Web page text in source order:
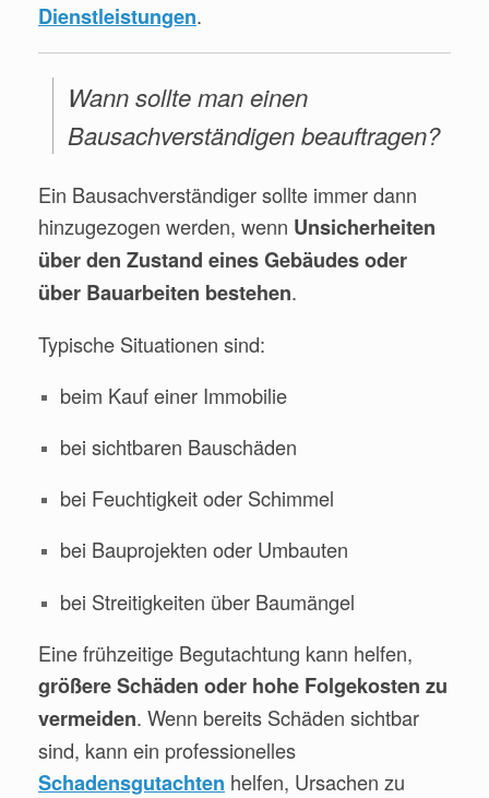
Dienstleistungen.
Wann sollte man einen
Bausachverständigen beauftragen?
Ein Bausachverständiger sollte immer dann
hinzugezogen werden, wenn Unsicherheiten
über den Zustand eines Gebäudes oder
über Bauarbeiten bestehen.
Typische Situationen sind:
beim Kauf einer Immobilie
bei sichtbaren Bauschäden
bei Feuchtigkeit oder Schimmel
bei Bauprojekten oder Umbauten
bei Streitigkeiten über Baumängel
Eine frühzeitige Begutachtung kann helfen,
größere Schäden oder hohe Folgekosten zu
vermeiden. Wenn bereits Schäden sichtbar
sind, kann ein professionelles
Schadensgutachten helfen, Ursachen zu